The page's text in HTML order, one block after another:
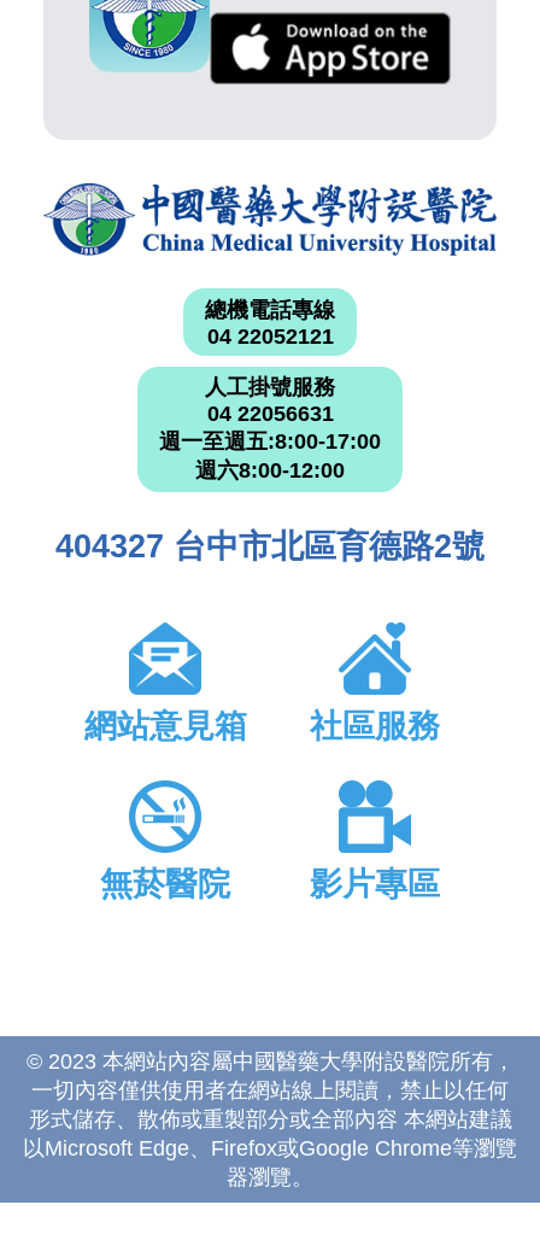
總機電話專線
04 22052121
人工掛號服務
04 22056631
週一至週五:8:00-17:00
週六8:00-12:00
404327 台中市北區育德路2號
網站意見箱 社區服務
無菸醫院 影片專區
© 2023 本網站內容屬中國醫藥大學附設醫院所有，
一切內容僅供使用者在網站線上閱讀，禁止以任何
形式儲存、散佈或重製部分或全部內容 本網站建議
以Microsoft Edge、Firefox或Google Chrome等瀏覽
器瀏覽。